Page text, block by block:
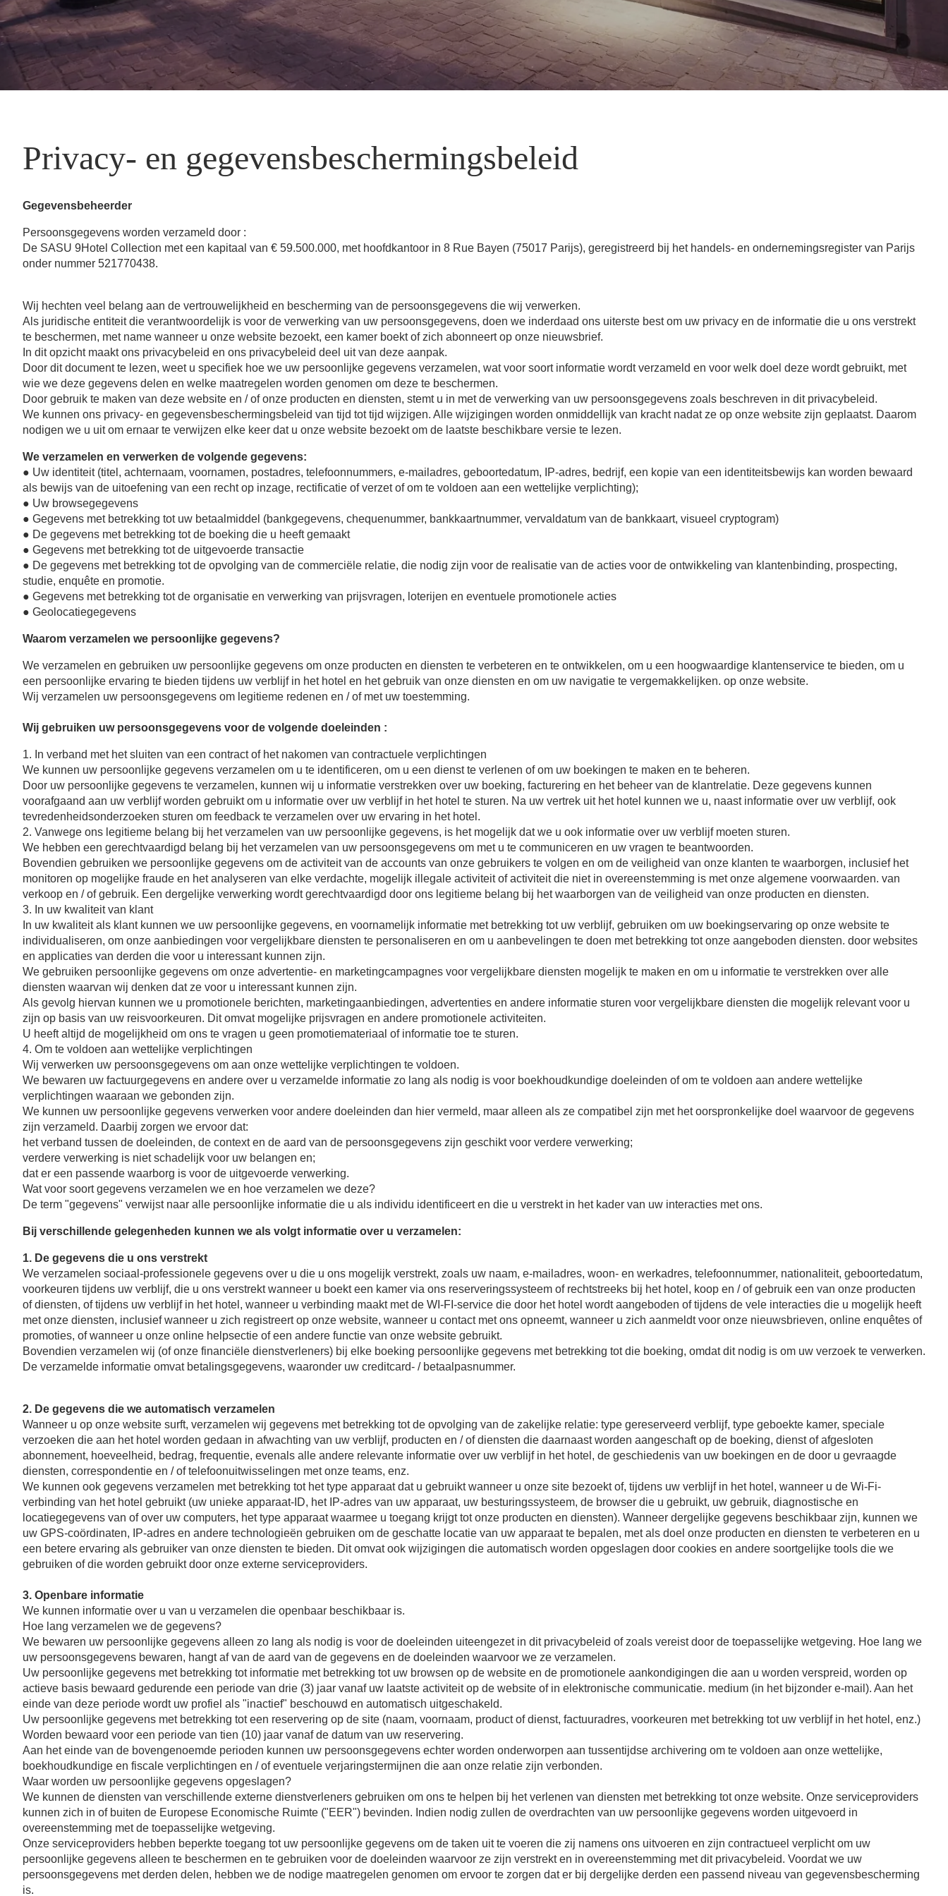
Privacy- en gegevensbeschermingsbeleid
Gegevensbeheerder
Persoonsgegevens worden verzameld door :
De SASU 9Hotel Collection met een kapitaal van € 59.500.000, met hoofdkantoor in 8 Rue Bayen (75017 Parijs), geregistreerd bij het handels- en ondernemingsregister van Parijs
onder nummer 521770438.
Wij hechten veel belang aan de vertrouwelijkheid en bescherming van de persoonsgegevens die wij verwerken.
Als juridische entiteit die verantwoordelijk is voor de verwerking van uw persoonsgegevens, doen we inderdaad ons uiterste best om uw privacy en de informatie die u ons verstrekt
te beschermen, met name wanneer u onze website bezoekt, een kamer boekt of zich abonneert op onze nieuwsbrief.
In dit opzicht maakt ons privacybeleid en ons privacybeleid deel uit van deze aanpak.
Door dit document te lezen, weet u specifiek hoe we uw persoonlijke gegevens verzamelen, wat voor soort informatie wordt verzameld en voor welk doel deze wordt gebruikt, met
wie we deze gegevens delen en welke maatregelen worden genomen om deze te beschermen.
Door gebruik te maken van deze website en / of onze producten en diensten, stemt u in met de verwerking van uw persoonsgegevens zoals beschreven in dit privacybeleid.
We kunnen ons privacy- en gegevensbeschermingsbeleid van tijd tot tijd wijzigen. Alle wijzigingen worden onmiddellijk van kracht nadat ze op onze website zijn geplaatst. Daarom
nodigen we u uit om ernaar te verwijzen elke keer dat u onze website bezoekt om de laatste beschikbare versie te lezen.
We verzamelen en verwerken de volgende gegevens:
● Uw identiteit (titel, achternaam, voornamen, postadres, telefoonnummers, e-mailadres, geboortedatum, IP-adres, bedrijf, een kopie van een identiteitsbewijs kan worden bewaard
als bewijs van de uitoefening van een recht op inzage, rectificatie of verzet of om te voldoen aan een wettelijke verplichting);
● Uw browsegegevens
● Gegevens met betrekking tot uw betaalmiddel (bankgegevens, chequenummer, bankkaartnummer, vervaldatum van de bankkaart, visueel cryptogram)
● De gegevens met betrekking tot de boeking die u heeft gemaakt
● Gegevens met betrekking tot de uitgevoerde transactie
● De gegevens met betrekking tot de opvolging van de commerciële relatie, die nodig zijn voor de realisatie van de acties voor de ontwikkeling van klantenbinding, prospecting,
studie, enquête en promotie.
● Gegevens met betrekking tot de organisatie en verwerking van prijsvragen, loterijen en eventuele promotionele acties
● Geolocatiegegevens
Waarom verzamelen we persoonlijke gegevens?
We verzamelen en gebruiken uw persoonlijke gegevens om onze producten en diensten te verbeteren en te ontwikkelen, om u een hoogwaardige klantenservice te bieden, om u
een persoonlijke ervaring te bieden tijdens uw verblijf in het hotel en het gebruik van onze diensten en om uw navigatie te vergemakkelijken. op onze website.
Wij verzamelen uw persoonsgegevens om legitieme redenen en / of met uw toestemming.
Wij gebruiken uw persoonsgegevens voor de volgende doeleinden :
1. In verband met het sluiten van een contract of het nakomen van contractuele verplichtingen
We kunnen uw persoonlijke gegevens verzamelen om u te identificeren, om u een dienst te verlenen of om uw boekingen te maken en te beheren.
Door uw persoonlijke gegevens te verzamelen, kunnen wij u informatie verstrekken over uw boeking, facturering en het beheer van de klantrelatie. Deze gegevens kunnen
voorafgaand aan uw verblijf worden gebruikt om u informatie over uw verblijf in het hotel te sturen. Na uw vertrek uit het hotel kunnen we u, naast informatie over uw verblijf, ook
tevredenheidsonderzoeken sturen om feedback te verzamelen over uw ervaring in het hotel.
2. Vanwege ons legitieme belang bij het verzamelen van uw persoonlijke gegevens, is het mogelijk dat we u ook informatie over uw verblijf moeten sturen.
We hebben een gerechtvaardigd belang bij het verzamelen van uw persoonsgegevens om met u te communiceren en uw vragen te beantwoorden.
Bovendien gebruiken we persoonlijke gegevens om de activiteit van de accounts van onze gebruikers te volgen en om de veiligheid van onze klanten te waarborgen, inclusief het
monitoren op mogelijke fraude en het analyseren van elke verdachte, mogelijk illegale activiteit of activiteit die niet in overeenstemming is met onze algemene voorwaarden. van
verkoop en / of gebruik. Een dergelijke verwerking wordt gerechtvaardigd door ons legitieme belang bij het waarborgen van de veiligheid van onze producten en diensten.
3. In uw kwaliteit van klant
In uw kwaliteit als klant kunnen we uw persoonlijke gegevens, en voornamelijk informatie met betrekking tot uw verblijf, gebruiken om uw boekingservaring op onze website te
individualiseren, om onze aanbiedingen voor vergelijkbare diensten te personaliseren en om u aanbevelingen te doen met betrekking tot onze aangeboden diensten. door websites
en applicaties van derden die voor u interessant kunnen zijn.
We gebruiken persoonlijke gegevens om onze advertentie- en marketingcampagnes voor vergelijkbare diensten mogelijk te maken en om u informatie te verstrekken over alle
diensten waarvan wij denken dat ze voor u interessant kunnen zijn.
Als gevolg hiervan kunnen we u promotionele berichten, marketingaanbiedingen, advertenties en andere informatie sturen voor vergelijkbare diensten die mogelijk relevant voor u
zijn op basis van uw reisvoorkeuren. Dit omvat mogelijke prijsvragen en andere promotionele activiteiten.
U heeft altijd de mogelijkheid om ons te vragen u geen promotiemateriaal of informatie toe te sturen.
4. Om te voldoen aan wettelijke verplichtingen
Wij verwerken uw persoonsgegevens om aan onze wettelijke verplichtingen te voldoen.
We bewaren uw factuurgegevens en andere over u verzamelde informatie zo lang als nodig is voor boekhoudkundige doeleinden of om te voldoen aan andere wettelijke
verplichtingen waaraan we gebonden zijn.
We kunnen uw persoonlijke gegevens verwerken voor andere doeleinden dan hier vermeld, maar alleen als ze compatibel zijn met het oorspronkelijke doel waarvoor de gegevens
zijn verzameld. Daarbij zorgen we ervoor dat:
het verband tussen de doeleinden, de context en de aard van de persoonsgegevens zijn geschikt voor verdere verwerking;
verdere verwerking is niet schadelijk voor uw belangen en;
dat er een passende waarborg is voor de uitgevoerde verwerking.
Wat voor soort gegevens verzamelen we en hoe verzamelen we deze?
De term "gegevens" verwijst naar alle persoonlijke informatie die u als individu identificeert en die u verstrekt in het kader van uw interacties met ons.
Bij verschillende gelegenheden kunnen we als volgt informatie over u verzamelen:
1. De gegevens die u ons verstrekt
We verzamelen sociaal-professionele gegevens over u die u ons mogelijk verstrekt, zoals uw naam, e-mailadres, woon- en werkadres, telefoonnummer, nationaliteit, geboortedatum,
voorkeuren tijdens uw verblijf, die u ons verstrekt wanneer u boekt een kamer via ons reserveringssysteem of rechtstreeks bij het hotel, koop en / of gebruik een van onze producten
of diensten, of tijdens uw verblijf in het hotel, wanneer u verbinding maakt met de WI-FI-service die door het hotel wordt aangeboden of tijdens de vele interacties die u mogelijk heeft
met onze diensten, inclusief wanneer u zich registreert op onze website, wanneer u contact met ons opneemt, wanneer u zich aanmeldt voor onze nieuwsbrieven, online enquêtes of
promoties, of wanneer u onze online helpsectie of een andere functie van onze website gebruikt.
Bovendien verzamelen wij (of onze financiële dienstverleners) bij elke boeking persoonlijke gegevens met betrekking tot die boeking, omdat dit nodig is om uw verzoek te verwerken.
De verzamelde informatie omvat betalingsgegevens, waaronder uw creditcard- / betaalpasnummer.
2. De gegevens die we automatisch verzamelen
Wanneer u op onze website surft, verzamelen wij gegevens met betrekking tot de opvolging van de zakelijke relatie: type gereserveerd verblijf, type geboekte kamer, speciale
verzoeken die aan het hotel worden gedaan in afwachting van uw verblijf, producten en / of diensten die daarnaast worden aangeschaft op de boeking, dienst of afgesloten
abonnement, hoeveelheid, bedrag, frequentie, evenals alle andere relevante informatie over uw verblijf in het hotel, de geschiedenis van uw boekingen en de door u gevraagde
diensten, correspondentie en / of telefoonuitwisselingen met onze teams, enz.
We kunnen ook gegevens verzamelen met betrekking tot het type apparaat dat u gebruikt wanneer u onze site bezoekt of, tijdens uw verblijf in het hotel, wanneer u de Wi-Fi-
verbinding van het hotel gebruikt (uw unieke apparaat-ID, het IP-adres van uw apparaat, uw besturingssysteem, de browser die u gebruikt, uw gebruik, diagnostische en
locatiegegevens van of over uw computers, het type apparaat waarmee u toegang krijgt tot onze producten en diensten). Wanneer dergelijke gegevens beschikbaar zijn, kunnen we
uw GPS-coördinaten, IP-adres en andere technologieën gebruiken om de geschatte locatie van uw apparaat te bepalen, met als doel onze producten en diensten te verbeteren en u
een betere ervaring als gebruiker van onze diensten te bieden. Dit omvat ook wijzigingen die automatisch worden opgeslagen door cookies en andere soortgelijke tools die we
gebruiken of die worden gebruikt door onze externe serviceproviders.
3. Openbare informatie
We kunnen informatie over u van u verzamelen die openbaar beschikbaar is.
Hoe lang verzamelen we de gegevens?
We bewaren uw persoonlijke gegevens alleen zo lang als nodig is voor de doeleinden uiteengezet in dit privacybeleid of zoals vereist door de toepasselijke wetgeving. Hoe lang we
uw persoonsgegevens bewaren, hangt af van de aard van de gegevens en de doeleinden waarvoor we ze verzamelen.
Uw persoonlijke gegevens met betrekking tot informatie met betrekking tot uw browsen op de website en de promotionele aankondigingen die aan u worden verspreid, worden op
actieve basis bewaard gedurende een periode van drie (3) jaar vanaf uw laatste activiteit op de website of in elektronische communicatie. medium (in het bijzonder e-mail). Aan het
einde van deze periode wordt uw profiel als "inactief" beschouwd en automatisch uitgeschakeld.
Uw persoonlijke gegevens met betrekking tot een reservering op de site (naam, voornaam, product of dienst, factuuradres, voorkeuren met betrekking tot uw verblijf in het hotel, enz.)
Worden bewaard voor een periode van tien (10) jaar vanaf de datum van uw reservering.
Aan het einde van de bovengenoemde perioden kunnen uw persoonsgegevens echter worden onderworpen aan tussentijdse archivering om te voldoen aan onze wettelijke,
boekhoudkundige en fiscale verplichtingen en / of eventuele verjaringstermijnen die aan onze relatie zijn verbonden.
Waar worden uw persoonlijke gegevens opgeslagen?
We kunnen de diensten van verschillende externe dienstverleners gebruiken om ons te helpen bij het verlenen van diensten met betrekking tot onze website. Onze serviceproviders
kunnen zich in of buiten de Europese Economische Ruimte ("EER") bevinden. Indien nodig zullen de overdrachten van uw persoonlijke gegevens worden uitgevoerd in
overeenstemming met de toepasselijke wetgeving.
Onze serviceproviders hebben beperkte toegang tot uw persoonlijke gegevens om de taken uit te voeren die zij namens ons uitvoeren en zijn contractueel verplicht om uw
persoonlijke gegevens alleen te beschermen en te gebruiken voor de doeleinden waarvoor ze zijn verstrekt en in overeenstemming met dit privacybeleid. Voordat we uw
persoonsgegevens met derden delen, hebben we de nodige maatregelen genomen om ervoor te zorgen dat er bij dergelijke derden een passend niveau van gegevensbescherming
is.
KAMERS
DIENSTEN
FOTO'S
SPECIALE AANBIEDINGEN
TOERISME
BUSINESSOPLOSSINGEN
ONZE VERPLICHTING